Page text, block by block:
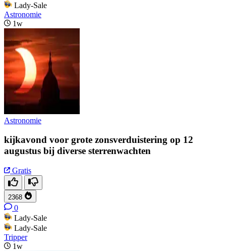
Lady-Sale
Astronomie
1w
Astronomie
kijkavond voor grote zonsverduistering op 12
augustus bij diverse sterrenwachten
Gratis
2368
0
Lady-Sale
Lady-Sale
Tripper
1w